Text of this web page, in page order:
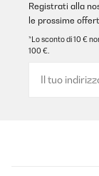
Registrati alla
le prossime
*Lo sconto di 10 €
100 €.